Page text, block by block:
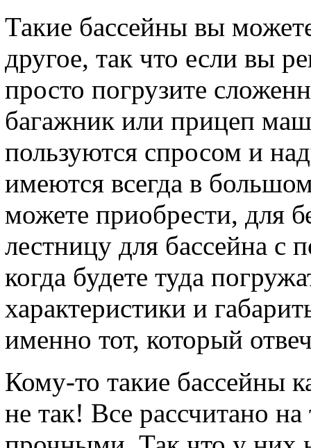
Такие бассейны вы
другое, так что если вы
просто погрузите
багажник или прицеп
пользуются спросом и
имеются всегда в
можете приобрести, для
лестницу для бассейна с
когда будете туда
характеристики и
именно тот, который
Кому-то такие бассейны
не так! Все рассчитано